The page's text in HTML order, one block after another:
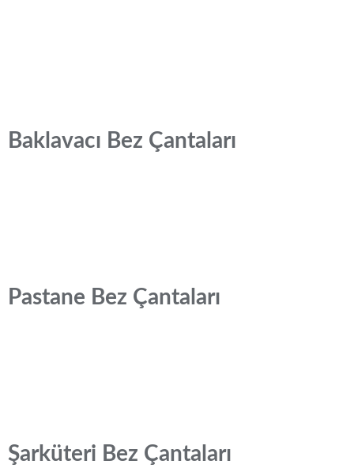
Baklavacı Bez Çantaları
Pastane Bez Çantaları
Şarküteri Bez Çantaları